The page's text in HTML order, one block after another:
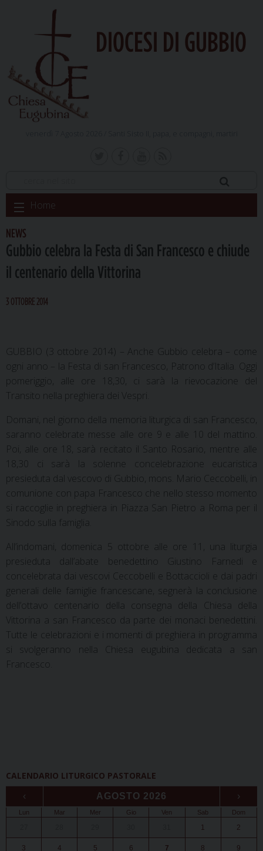
DIOCESI DI GUBBIO
Skip
to
content
Home
NEWS
Gubbio celebra la Festa di San Francesco e chiude
il centenario della Vittorina
3 OTTOBRE 2014
GUBBIO (3 ottobre 2014) – Anche Gubbio celebra – come
ogni anno – la Festa di san Francesco, Patrono d’Italia. Oggi
pomeriggio, alle ore 18,30, ci sarà la rievocazione del
Transito nella preghiera dei Vespri.
Domani, nel giorno della memoria liturgica di san Francesco,
saranno celebrate messe alle ore 9 e alle 10 del mattino.
Poi, alle ore 18, sarà recitato il Santo Rosario, mentre alle
18,30 ci sarà la solenne concelebrazione eucaristica
presieduta dal vescovo di Gubbio, mons. Mario Ceccobelli, in
comunione con papa Francesco che nello stesso momento
si raccoglie in preghiera in Piazza San Pietro a Roma per il
Sinodo sulla famiglia.
All’indomani, domenica 5 ottobre alle ore 11, una liturgia
presieduta dall’abate benedettino Giustino Farnedi e
concelebrata dai vescovi Ceccobelli e Bottaccioli e dai padri
generali delle famiglie francescane, segnerà la conclusione
dell’ottavo centenario della consegna della Chiesa della
Vittorina a san Francesco da parte dei monaci benedettini.
Tutte le celebrazioni e i momenti di preghiera in programma
si svolgeranno nella Chiesa eugubina dedicata a san
Francesco.
CALENDARIO LITURGICO PASTORALE
‹ AGOSTO 2026 ›
Lun Mar Mer Gio Ven Sab Dom
1 2
3 4 5 6 7 8 9